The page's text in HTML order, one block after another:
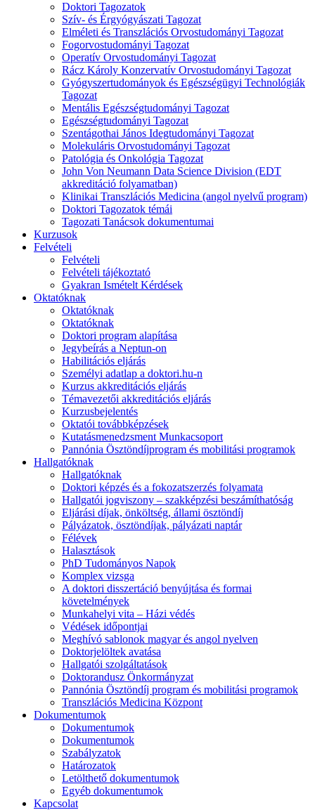
Doktori Tagozatok
Szív- és Érgyógyászati Tagozat
Elméleti és Transzlációs Orvostudományi Tagozat
Fogorvostudományi Tagozat
Operatív Orvostudományi Tagozat
Rácz Károly Konzervatív Orvostudományi Tagozat
Gyógyszertudományok és Egészségügyi Technológiák
Tagozat
Mentális Egészségtudományi Tagozat
Egészségtudományi Tagozat
Szentágothai János Idegtudományi Tagozat
Molekuláris Orvostudományi Tagozat
Patológia és Onkológia Tagozat
John Von Neumann Data Science Division (EDT
akkreditáció folyamatban)
Klinikai Transzlációs Medicina (angol nyelvű program)
Doktori Tagozatok témái
Tagozati Tanácsok dokumentumai
Kurzusok
Felvételi
Felvételi
Felvételi tájékoztató
Gyakran Ismételt Kérdések
Oktatóknak
Oktatóknak
Oktatóknak
Doktori program alapítása
Jegybeírás a Neptun-on
Habilitációs eljárás
Személyi adatlap a doktori.hu-n
Kurzus akkreditációs eljárás
Témavezetői akkreditációs eljárás
Kurzusbejelentés
Oktatói továbbképzések
Kutatásmenedzsment Munkacsoport
Pannónia Ösztöndíjprogram és mobilitási programok
Hallgatóknak
Hallgatóknak
Doktori képzés és a fokozatszerzés folyamata
Hallgatói jogviszony – szakképzési beszámíthatóság
Eljárási díjak, önköltség, állami ösztöndíj
Pályázatok, ösztöndíjak, pályázati naptár
Félévek
Halasztások
PhD Tudományos Napok
Komplex vizsga
A doktori disszertáció benyújtása és formai
követelmények
Munkahelyi vita – Házi védés
Védések időpontjai
Meghívó sablonok magyar és angol nyelven
Doktorjelöltek avatása
Hallgatói szolgáltatások
Doktorandusz Önkormányzat
Pannónia Ösztöndíj program és mobilitási programok
Transzlációs Medicina Központ
Dokumentumok
Dokumentumok
Dokumentumok
Szabályzatok
Határozatok
Letölthető dokumentumok
Egyéb dokumentumok
Kapcsolat